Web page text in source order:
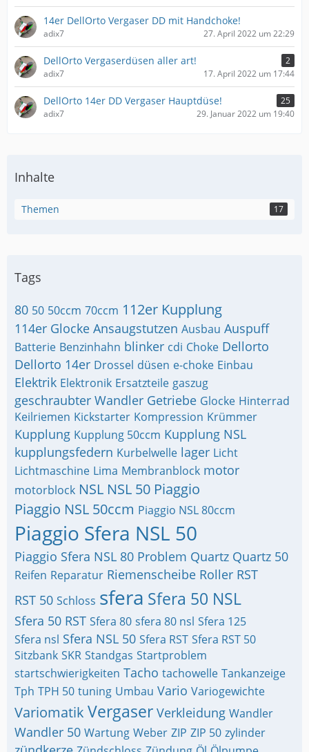
14er DellOrto Vergaser DD mit Handchoke!
adix7 27. April 2022 um 22:29
DellOrto Vergaserdüsen aller art!
2
adix7
17. April 2022 um 17:44
DellOrto 14er DD Vergaser Hauptdüse!
25
adix7
29. Januar 2022 um 19:40
Inhalte
Themen 17
Tags
80 50 50ccm 70ccm 112er Kupplung
114er Glocke Ansaugstutzen Ausbau Auspuff
Batterie Benzinhahn blinker cdi Choke Dellorto
Dellorto 14er Drossel düsen e-choke Einbau
Elektrik Elektronik Ersatzteile gaszug
geschraubter Wandler Getriebe Glocke Hinterrad
Keilriemen Kickstarter Kompression Krümmer
Kupplung Kupplung 50ccm Kupplung NSL
kupplungsfedern Kurbelwelle lager Licht
Lichtmaschine Lima Membranblock motor
motorblock NSL NSL 50 Piaggio
Piaggio NSL 50ccm Piaggio NSL 80ccm
Piaggio Sfera NSL 50
Piaggio Sfera NSL 80 Problem Quartz Quartz 50
Reifen Reparatur Riemenscheibe Roller RST
RST 50 Schloss sfera Sfera 50 NSL
Sfera 50 RST Sfera 80 sfera 80 nsl Sfera 125
Sfera nsl Sfera NSL 50 Sfera RST Sfera RST 50
Sitzbank SKR Standgas Startproblem
startschwierigkeiten Tacho tachowelle Tankanzeige
Tph TPH 50 tuning Umbau Vario Variogewichte
Variomatik Vergaser Verkleidung Wandler
Wandler 50 Wartung Weber ZIP ZIP 50 zylinder